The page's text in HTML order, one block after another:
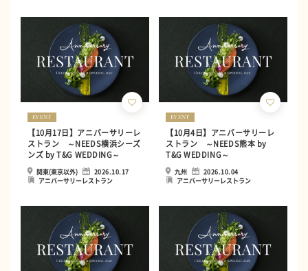
EVENT
【10月17日】アニバーサリーレ
ストラン ～NEEDS横浜シーズ
ンズ by T&G WEDDING～
関東(東京以外)
2026.10.17
アニバーサリーレストラン
EVENT
【10月4日】アニバーサリーレ
ストラン ～NEEDS熊本 by
T&G WEDDING～
九州
2026.10.04
アニバーサリーレストラン